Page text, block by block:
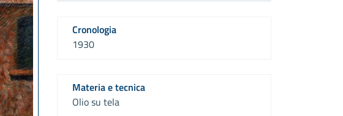
Cronologia
1930
Materia e tecnica
Olio su tela